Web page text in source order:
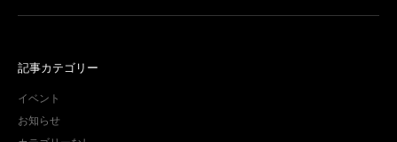
記事カテゴリー
イベント
お知らせ